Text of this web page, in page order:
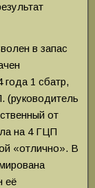
в запас
года 1 сбатр,
(руководитель
от
на 4 ГЦП
«отлично». В
её